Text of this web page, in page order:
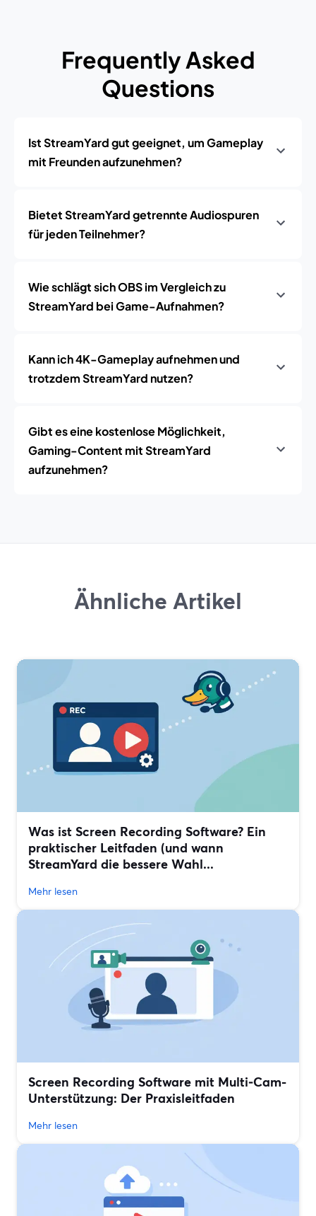
Frequently Asked
Questions
Ist StreamYard gut geeignet, um Gameplay
mit Freunden aufzunehmen?
Bietet StreamYard getrennte Audiospuren
für jeden Teilnehmer?
Wie schlägt sich OBS im Vergleich zu
StreamYard bei Game-Aufnahmen?
Kann ich 4K-Gameplay aufnehmen und
trotzdem StreamYard nutzen?
Gibt es eine kostenlose Möglichkeit,
Gaming-Content mit StreamYard
aufzunehmen?
Ähnliche Artikel
Was ist Screen Recording Software? Ein
praktischer Leitfaden (und wann
StreamYard die bessere Wahl...
Mehr lesen
Screen Recording Software mit Multi‑Cam-
Unterstützung: Der Praxisleitfaden
Mehr lesen